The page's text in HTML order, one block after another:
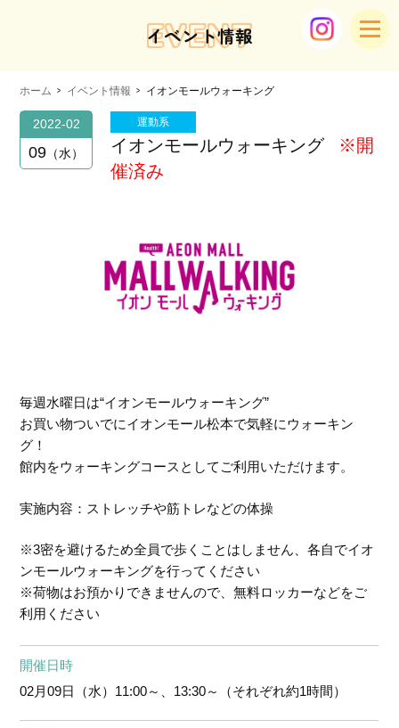
EVENT
イベント情報
ホーム イベント情報 イオンモールウォーキング
2022-02
09 水
運動系
イオンモールウォーキング
※開
催済み
毎週水曜日は“イオンモールウォーキング”
お買い物ついでにイオンモール松本で気軽にウォーキン
グ！
館内をウォーキングコースとしてご利用いただけます。
実施内容：ストレッチや筋トレなどの体操
※3密を避けるため全員で歩くことはしません、各自でイオ
ンモールウォーキングを行ってください
※荷物はお預かりできませんので、無料ロッカーなどをご
利用ください
開催日時
02月09日（水） 11:00～、13:30～（それぞれ約1時間）